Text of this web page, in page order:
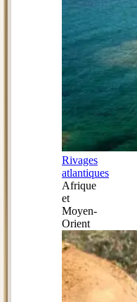
Rivages
atlantiques
Afrique
et
Moyen-
Orient